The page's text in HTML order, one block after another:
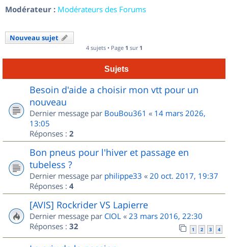
Modérateur : Modérateurs des Forums
Nouveau sujet
4 sujets • Page 1 sur 1
Sujets
Besoin d'aide a choisir mon vtt pour un
nouveau
Dernier message par BouBou361 « 14 mars 2026,
13:05
Réponses : 2
Bon pneus pour l'hiver et passage en
tubeless ?
Dernier message par philippe33 « 20 oct. 2017, 19:37
Réponses : 4
[AVIS] Rockrider VS Lapierre
Dernier message par CIOL « 23 mars 2016, 22:30
Réponses : 32 1 2 3 4